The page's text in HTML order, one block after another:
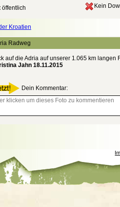
öffentlich Kein
Kroatien
Radweg
auf die Adria auf unserer 1.065 km langen
Jahn 18.11.2015
Dein Kommentar: